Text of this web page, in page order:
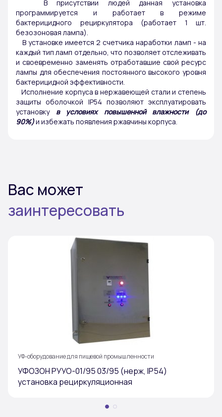
В присутствии людей данная установка
программируется и работает в режиме
бактерицидного рециркулятора (работает 1 шт.
безозоновая лампа).
В установке имеется 2 счетчика наработки ламп - на
каждый тип ламп отдельно, что позволяет отслеживать
и своевременно заменять отработавшие свой ресурс
лампы для обеспечения постоянного высокого уровня
бактерицидной эффективности.
Исполнение корпуса в нержавеющей стали и степень
защиты оболочкой IP54 позволяют эксплуатировать
установку в условиях повышенной влажности (до
90%)и избежать появления ржавчины корпуса.
Вас может
заинтересовать
УФ-оборудование для пищевой промышленности
УФОЗОН РУУО-01/95 03/95 (нерж, IP54)
установка рециркуляционная